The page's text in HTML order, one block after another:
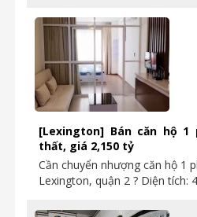
[Lexington] Bán căn hộ
thất, giá 2,150 tỷ
Cần chuyển nhượng căn hộ 1
Lexington, quận 2 ? Diện tích: